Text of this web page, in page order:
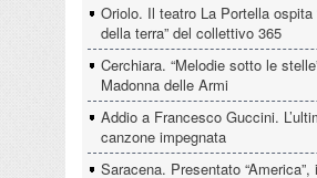
Oriolo. Il teatro La Portella ospita
della terra” del collettivo 365
Cerchiara. “Melodie sotto le
Madonna delle Armi
Addio a Francesco Guccini.
canzone impegnata
Saracena. Presentato